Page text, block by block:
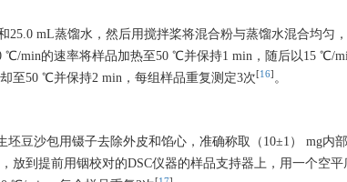
25.0 mL蒸馏水，然后用搅拌桨将混合粉与蒸馏水混合均匀
℃/min的速率将样品加热至50 ℃并保持1 min，随后以15 ℃/
至50 ℃并保持2 min，每组样品重复测定3次[16] 。
坯豆沙包用镊子去除外皮和馅心，准确称取（10±1） mg内
，放到提前用铟校对的DSC仪器的样品支持器上，用一个空